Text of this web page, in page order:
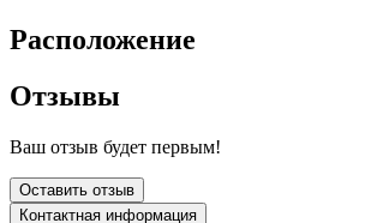
Расположение
Отзывы
Ваш отзыв будет первым!
Оставить отзыв
Контактная информация